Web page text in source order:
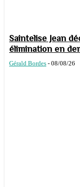
Saintelise Jean
élimination en
Gérald Bordes - 08/08/26